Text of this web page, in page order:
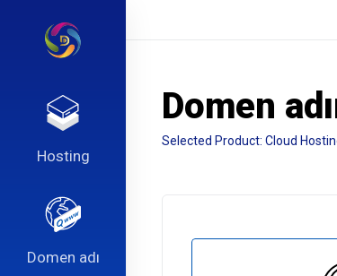
Hosting
Domen adı
Domen
Selected Product: Cloud